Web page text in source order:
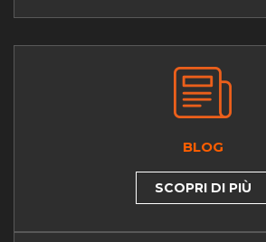
BLOG
SCOPRI DI PIÙ